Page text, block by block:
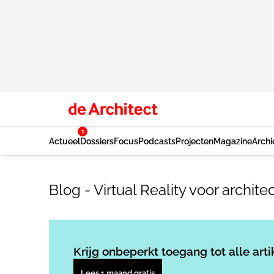
Actueel
1
DossiersFocusPodcastsProjectenMagazine
Blog - Virtual Reality voor
Krijg onbeperkt toegang tot alle